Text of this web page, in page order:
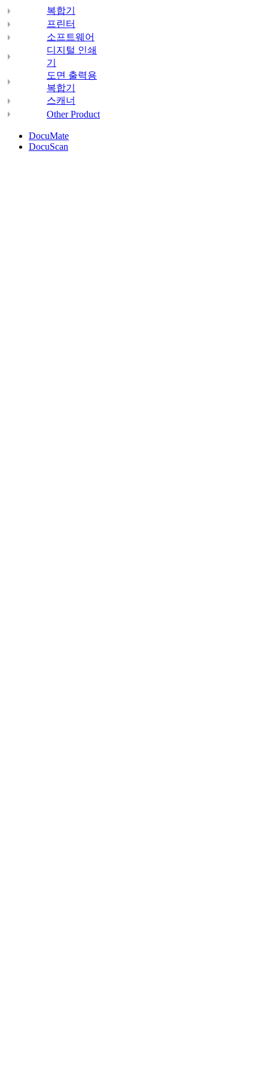
복합기
프린터
소프트웨어
디지털 인쇄
기
도면 출력용
복합기
스캐너
Other Product
DocuMate
DocuScan